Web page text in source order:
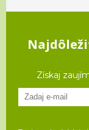
Získaj